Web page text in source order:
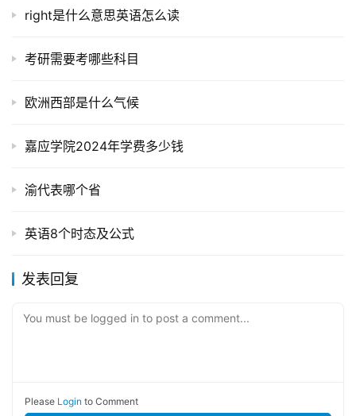
right是什么意思英语怎么读
考研需要考哪些科目
欧洲西部是什么气候
嘉应学院2024年学费多少钱
渝代表哪个省
英语8个时态及公式
发表回复
You must be logged in to post a comment...
Please Login to Comment